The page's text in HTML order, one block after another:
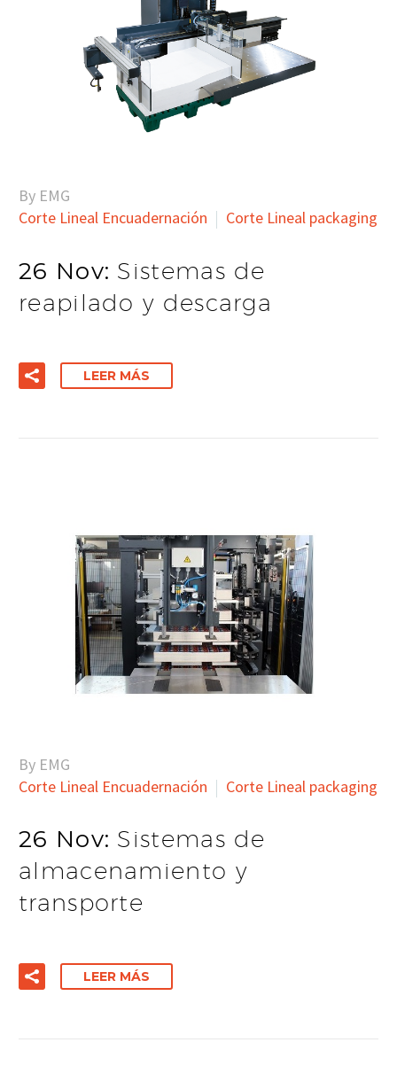
By EMG
Corte Lineal Encuadernación
Corte Lineal packaging
26 Nov: Sistemas de
reapilado y descarga
LEER MÁS
By EMG
Corte Lineal Encuadernación
Corte Lineal packaging
26 Nov: Sistemas de
almacenamiento y
transporte
LEER MÁS